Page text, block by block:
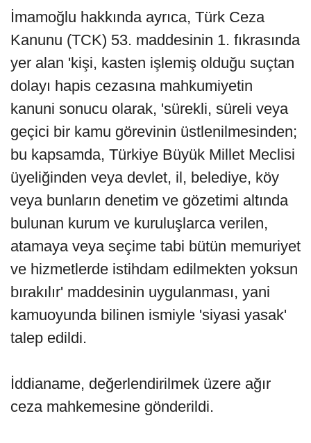
İmamoğlu hakkında ayrıca, Türk Ceza
Kanunu (TCK) 53. maddesinin 1. fıkrasında
yer alan 'kişi, kasten işlemiş olduğu suçtan
dolayı hapis cezasına mahkumiyetin
kanuni sonucu olarak, 'sürekli, süreli veya
geçici bir kamu görevinin üstlenilmesinden;
bu kapsamda, Türkiye Büyük Millet Meclisi
üyeliğinden veya devlet, il, belediye, köy
veya bunların denetim ve gözetimi altında
bulunan kurum ve kuruluşlarca verilen,
atamaya veya seçime tabi bütün memuriyet
ve hizmetlerde istihdam edilmekten yoksun
bırakılır' maddesinin uygulanması, yani
kamuoyunda bilinen ismiyle 'siyasi yasak'
talep edildi.
İddianame, değerlendirilmek üzere ağır
ceza mahkemesine gönderildi.